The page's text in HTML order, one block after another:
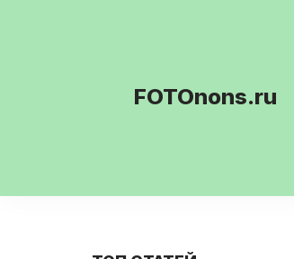
FOTOnons.ru